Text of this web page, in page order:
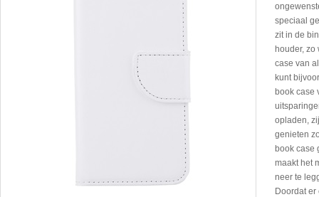
speciaal
zit in de
houder,
case van
kunt
book case
opladen,
genieten
book case
maakt het
neer te
Doordat